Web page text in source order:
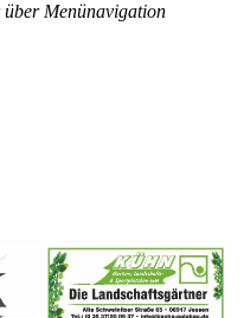
Menünavigation